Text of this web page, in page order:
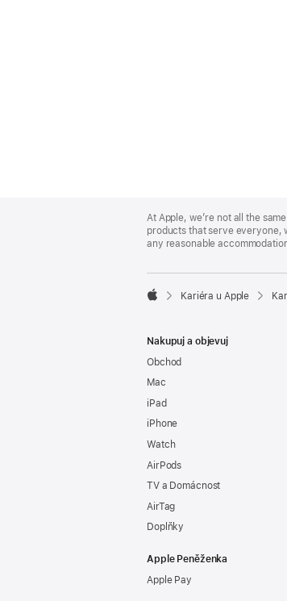
Footer
At Apple, we’re not all the
products that serve everyone,
any reasonable

Kariéra u Apple
Nakupuj a objevuj
Obchod
Mac
iPad
iPhone
Watch
AirPods
TV a Domácnost
AirTag
Doplňky
Apple Peněženka
Apple Pay